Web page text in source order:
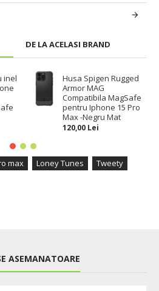
DE LA ACELASI BRAND
inel
Husa Spigen Rugged
Armor MAG
Compatibila MagSafe
pentru Iphone 15 Pro
Max -Negru Mat
120,00 Lei
max Loney Tunes Tweety
ASEMANATOARE